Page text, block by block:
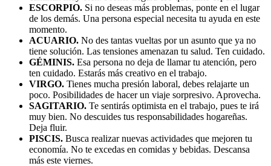
ESCORPIO. Si no deseas más problemas, ponte en el lugar
de los demás. Una persona especial necesita tu ayuda en este
momento.
ACUARIO. No des tantas vueltas por un asunto que ya no
tiene solución. Las tensiones amenazan tu salud. Ten cuidado.
GÉMINIS. Esa persona no deja de llamar tu atención, pero
ten cuidado. Estarás más creativo en el trabajo.
VIRGO. Tienes mucha presión laboral, debes relajarte un
poco. Posibilidades de hacer un viaje sorpresivo. Aprovecha.
SAGITARIO. Te sentirás optimista en el trabajo, pues te irá
muy bien. No descuides tus responsabilidades hogareñas.
Deja fluir.
PISCIS. Busca realizar nuevas actividades que mejoren tu
economía. No te excedas en comidas y bebidas. Descansa
más este viernes.